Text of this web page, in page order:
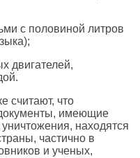
с половиной литров
двигателей,
считают, что
имеющие
находятся
частично в
и ученых,